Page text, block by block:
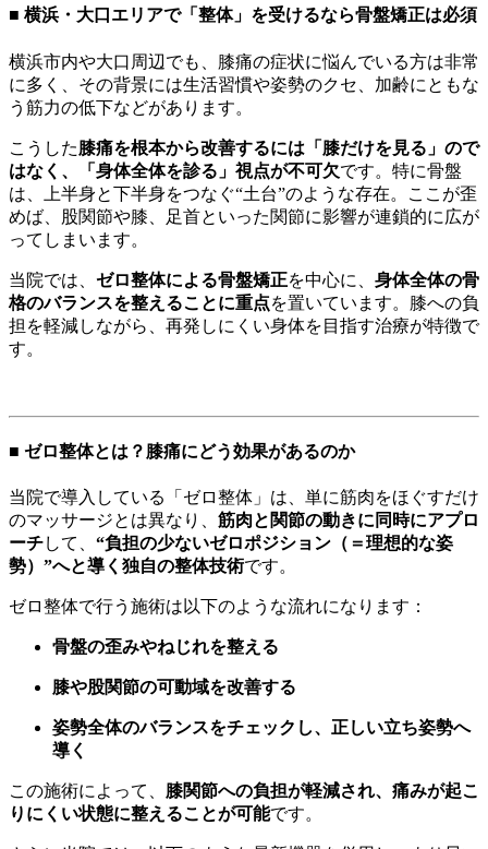
■ 横浜・大口エリアで「整体」を受けるなら骨盤矯正は必須
横浜市内や大口周辺でも、膝痛の症状に悩んでいる方は非常
に多く、その背景には生活習慣や姿勢のクセ、加齢にともな
う筋力の低下などがあります。
こうした膝痛を根本から改善するには「膝だけを見る」ので
はなく、「身体全体を診る」視点が不可欠です。特に骨盤
は、上半身と下半身をつなぐ“土台”のような存在。ここが歪
めば、股関節や膝、足首といった関節に影響が連鎖的に広が
ってしまいます。
当院では、 ゼロ整体による骨盤矯正を中心に、 身体全体の骨
格のバランスを整えることに重点を置いています。膝への負
担を軽減しながら、再発しにくい身体を目指す治療が特徴で
す。
■ ゼロ整体とは？膝痛にどう効果があるのか
当院で導入している「ゼロ整体」は、単に筋肉をほぐすだけ
のマッサージとは異なり、 筋肉と関節の動きに同時にアプロ
ーチして、 “負担の少ないゼロポジション（＝理想的な姿
勢）”へと導く独自の整体技術です。
ゼロ整体で行う施術は以下のような流れになります：
骨盤の歪みやねじれを整える
膝や股関節の可動域を改善する
姿勢全体のバランスをチェックし、正しい立ち姿勢へ
導く
この施術によって、 膝関節への負担が軽減され、痛みが起こ
りにくい状態に整えることが可能です。